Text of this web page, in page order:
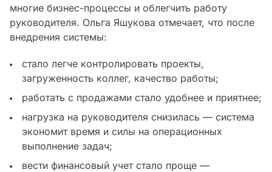
многие бизнес-процессы и облегчить работу
руководителя. Ольга Яшукова отмечает, что после
внедрения системы:
стало легче контролировать проекты,
загруженность коллег, качество работы;
работать с продажами стало удобнее и приятнее;
нагрузка на руководителя снизилась — система
экономит время и силы на операционных
выполнение задач;
вести финансовый учет стало проще —